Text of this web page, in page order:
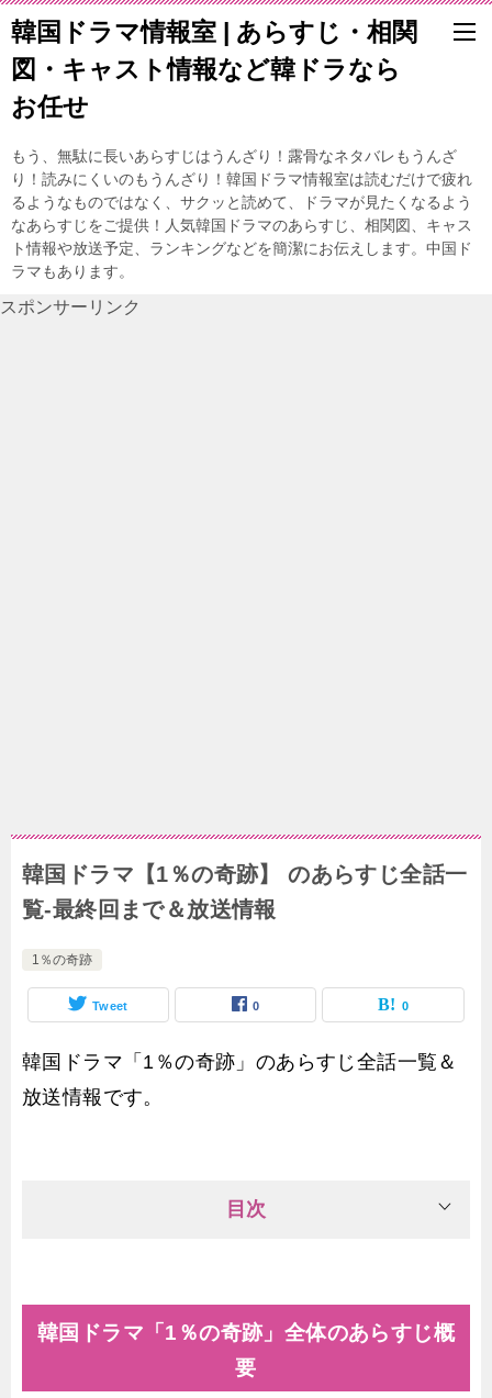
韓国ドラマ情報室 | あらすじ・相関
図・キャスト情報など韓ドラなら
お任せ
もう、無駄に長いあらすじはうんざり！露骨なネタバレもうんざ
り！読みにくいのもうんざり！韓国ドラマ情報室は読むだけで疲れ
るようなものではなく、サクッと読めて、ドラマが見たくなるよう
なあらすじをご提供！人気韓国ドラマのあらすじ、相関図、キャス
ト情報や放送予定、ランキングなどを簡潔にお伝えします。中国ド
ラマもあります。
スポンサーリンク
韓国ドラマ【1％の奇跡】 のあらすじ全話一
覧-最終回まで＆放送情報
1％の奇跡
Tweet 0 0
韓国ドラマ「1％の奇跡」のあらすじ全話一覧＆
放送情報です。
目次
韓国ドラマ「1％の奇跡」全体のあらすじ概
要